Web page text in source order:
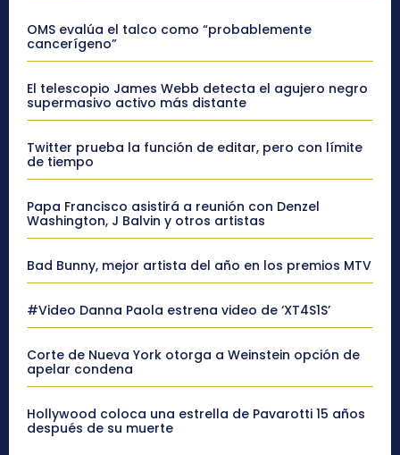
OMS evalúa el talco como “probablemente
cancerígeno”
El telescopio James Webb detecta el agujero negro
supermasivo activo más distante
Twitter prueba la función de editar, pero con límite
de tiempo
Papa Francisco asistirá a reunión con Denzel
Washington, J Balvin y otros artistas
Bad Bunny, mejor artista del año en los premios MTV
#Video Danna Paola estrena video de ‘XT4S1S’
Corte de Nueva York otorga a Weinstein opción de
apelar condena
Hollywood coloca una estrella de Pavarotti 15 años
después de su muerte